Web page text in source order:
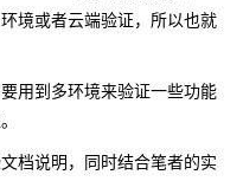
境或者云端验证，所以也就
用到多环境来验证一些功能
档说明，同时结合笔者的实